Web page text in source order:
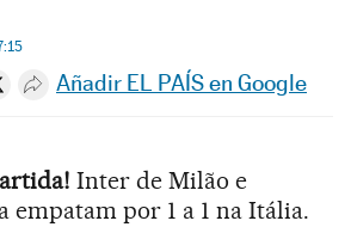
en Whatsapp
en Facebook
Compartir en Twitter
Desplegar Redes Sociales
Añadir EL PAÍS en Google
Inter de Milão e
empatam por 1 a 1 na Itália.